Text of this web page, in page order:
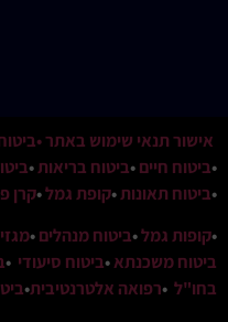
אישור תנאי שימוש באתר
•ביטוח חיים•ביטוח בריאות•
•ביטוח תאונות•קופת גמל•קרן
•קופות גמל•ביטוח מנהלים•
ביטוח משכנתא•ביטוח סיעודי •
בחו"ל •רפואה אלטרנטיבית•